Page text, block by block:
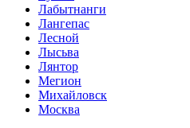
Лабытнанги
Лангепас
Лесной
Лысьва
Лянтор
Мегион
Михайловск
Москва